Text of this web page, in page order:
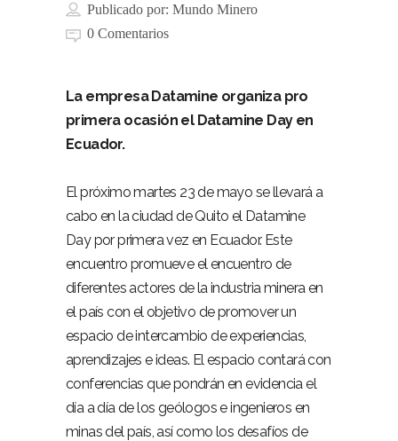
Publicado por: Mundo Minero
0 Comentarios
La empresa Datamine organiza pro
primera ocasión el Datamine Day en
Ecuador.
El próximo martes 23 de mayo se llevará a
cabo en la ciudad de Quito el Datamine
Day por primera vez en Ecuador. Este
encuentro promueve el encuentro de
diferentes actores de la industria minera en
el país con el objetivo de promover un
espacio de intercambio de experiencias,
aprendizajes e ideas. El espacio contará con
conferencias que pondrán en evidencia el
día a día de los geólogos e ingenieros en
minas del país, así como los desafíos de